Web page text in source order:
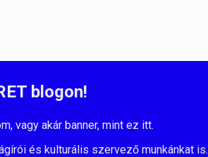
blogon!
vagy akár banner, mint ez itt.
és kulturális szervező munkánkat is.